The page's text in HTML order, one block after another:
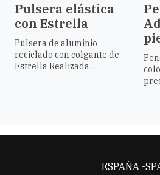
Pulsera elástica
con Estrella
Pulsera de aluminio
reciclado con colgante de
Estrella Realizada ...
ESPAÑA -